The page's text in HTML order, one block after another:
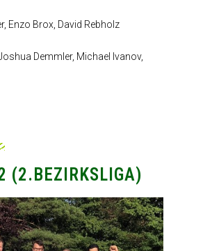
Enzo Brox, David Rebholz
Demmler, Michael Ivanov,
(2.BEZIRKSLIGA)